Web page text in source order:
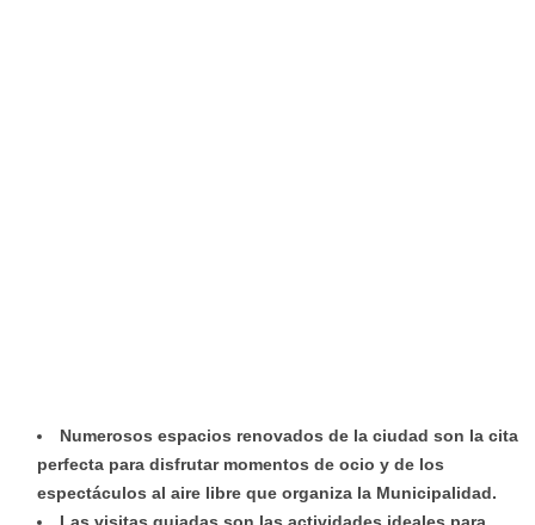
Numerosos espacios renovados de la ciudad son la cita
perfecta para disfrutar momentos de ocio y de los
espectáculos al aire libre que organiza la Municipalidad.